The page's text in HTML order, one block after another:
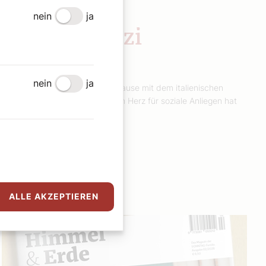
SONNTAGS-JAUSE
Ciao Ragazzi
Eine lebensfrohe SONNTAGs-Jause mit dem italienischen
Wiener Mauro Maloberti, der ein Herz für soziale Anliegen hat
nein ja
nein
ja
ALLE AKZEPTIEREN